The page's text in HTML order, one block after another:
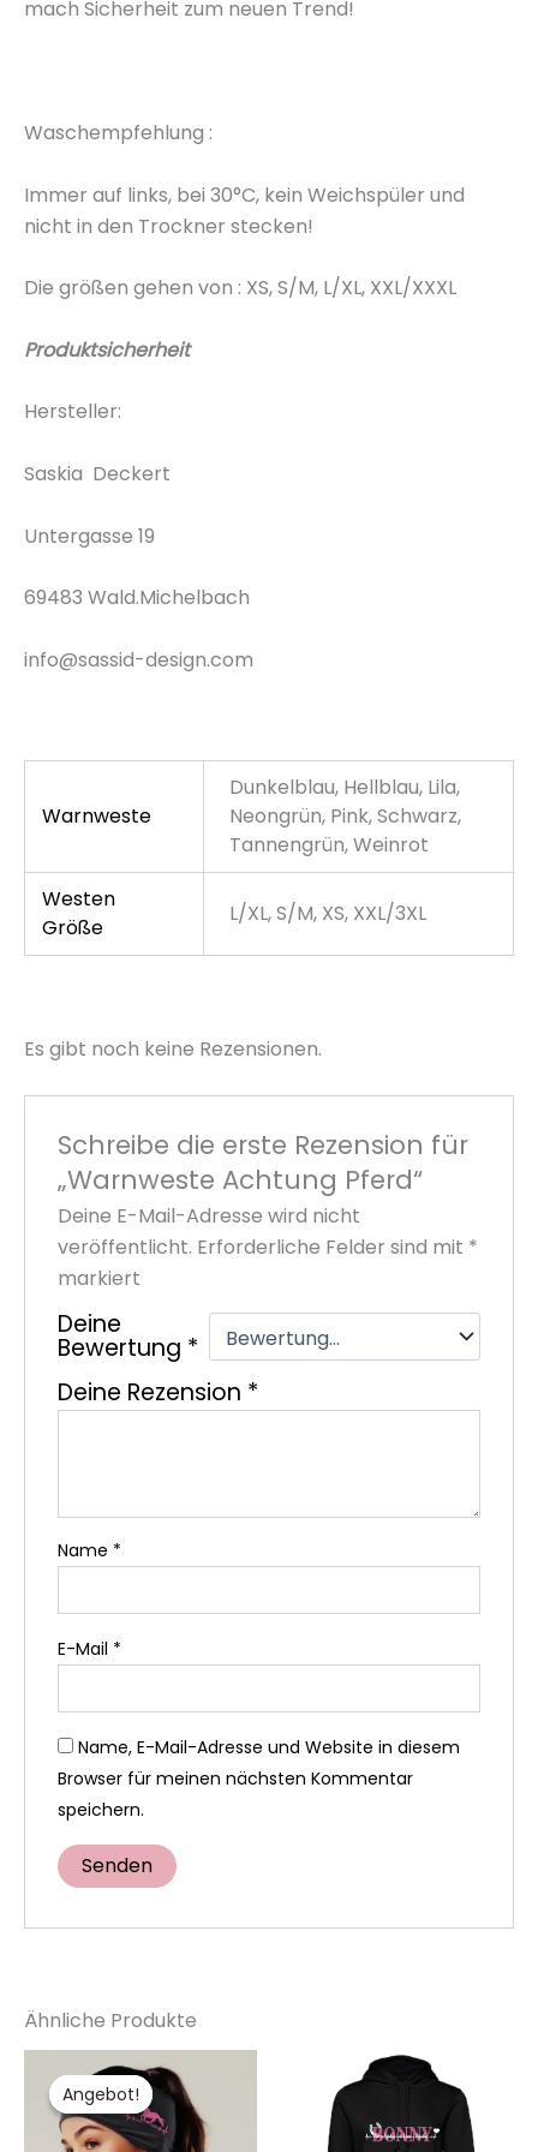
mach Sicherheit zum neuen Trend!
Waschempfehlung :
Immer auf links, bei 30°C, kein Weichspüler und
nicht in den Trockner stecken!
Die größen gehen von : XS, S/M, L/XL, XXL/XXXL
Produktsicherheit
Hersteller:
Saskia Deckert
Untergasse 19
69483 Wald.Michelbach
info@sassid-design.com
Warnweste
Dunkelblau, Hellblau, Lila,
Neongrün, Pink, Schwarz,
Tannengrün, Weinrot
Westen
Größe
L/XL, S/M, XS, XXL/3XL
Es gibt noch keine Rezensionen.
Schreibe die erste Rezension für
„Warnweste Achtung Pferd“
Deine E-Mail-Adresse wird nicht
veröffentlicht. Erforderliche Felder sind mit *
markiert
Deine
Bewertung *
Deine Rezension *
Name *
E-Mail *
Name, E-Mail-Adresse und Website in diesem
Browser für meinen nächsten Kommentar
speichern.
Ähnliche Produkte
Angebot!
Angebot!
Preis
war:
19,99 €
Preis
ist:
12,99 €.